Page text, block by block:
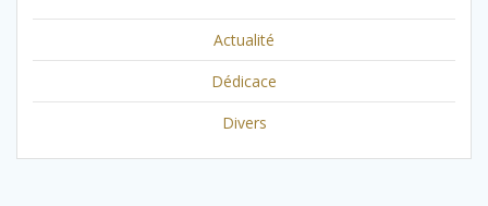
Actualité
Dédicace
Divers